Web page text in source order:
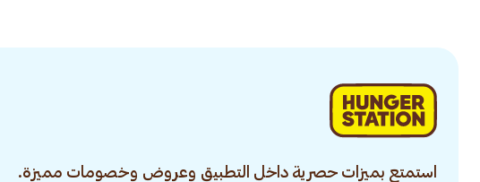
استمتع بميزات حصرية داخل التطبيق وعروض وخصومات مميزة.